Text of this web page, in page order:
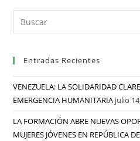
Entradas Recientes
VENEZUELA: LA SOLIDARIDAD
EMERGENCIA HUMANITARIA julio
LA FORMACIÓN ABRE NUEVAS
MUJERES JÓVENES EN REPÚBLICA